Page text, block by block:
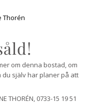
om denna bostad, om
själv har planer på att
THORÉN , 0733-15 19 51